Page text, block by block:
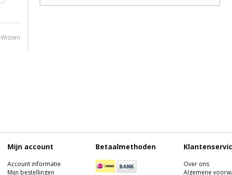
Wissen
Mijn account
Account informatie
Mijn bestellingen
Betaalmethoden
Over ons
Algemene